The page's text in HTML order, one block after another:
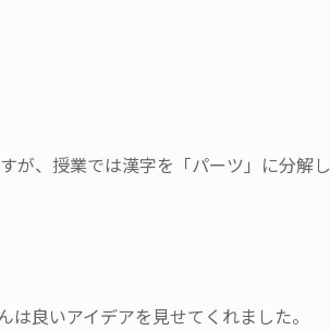
が、授業では漢字を「パーツ」に分解し
良いアイデアを見せてくれました。